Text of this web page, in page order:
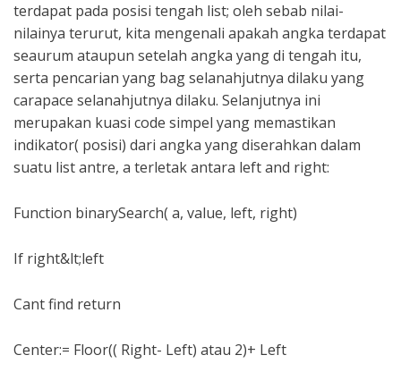
terdapat pada posisi tengah list; oleh sebab nilai-
nilainya terurut, kita mengenali apakah angka terdapat
seaurum ataupun setelah angka yang di tengah itu,
serta pencarian yang bag selanahjutnya dilaku yang
carapace selanahjutnya dilaku. Selanjutnya ini
merupakan kuasi code simpel yang memastikan
indikator( posisi) dari angka yang diserahkan dalam
suatu list antre, a terletak antara left and right:
Function binarySearch( a, value, left, right)
If right&lt;left
Cant find return
Center:= Floor(( Right- Left) atau 2)+ Left